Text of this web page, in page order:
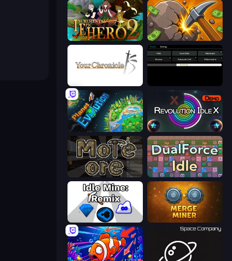
Incremental Epic Hero 2 Mine Clicker
Planet Evolution: Idle Clicker Revolution Idle X
More Ore DualForce Idle
Idle Mine: Remix Merge Miner